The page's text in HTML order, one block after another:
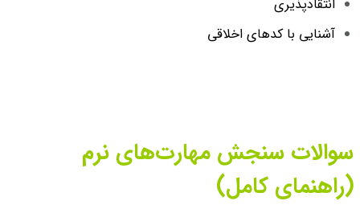
انتقاد‌پذیری
آشنایی با کدهای اخلاقی
سوالات سنجش مهارت‌های نرم
(راهنمای کامل)